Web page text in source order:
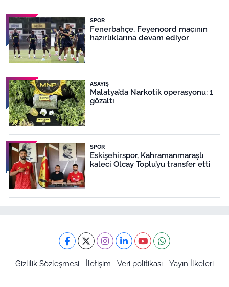
SPOR
Fenerbahçe, Feyenoord maçının
hazırlıklarına devam ediyor
ASAYIŞ
Malatya’da Narkotik operasyonu: 1
gözaltı
SPOR
Eskişehirspor, Kahramanmaraşlı
kaleci Olcay Toplu’yu transfer etti
Gizlilik Sözleşmesi İletişim Veri politikası Yayın İlkeleri